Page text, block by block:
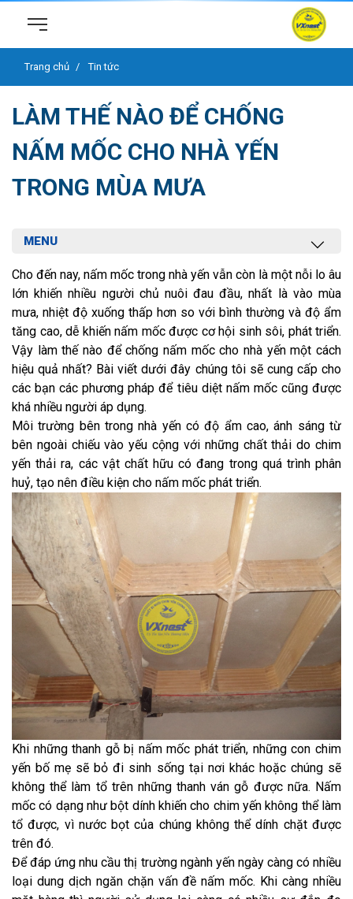
Trang chủ Tin tức
LÀM THẾ NÀO ĐỂ CHỐNG
NẤM MỐC CHO NHÀ YẾN
TRONG MÙA MƯA
MENU
Cho đến nay, nấm mốc trong nhà yến vẫn còn là một nỗi lo âu
lớn khiến nhiều người chủ nuôi đau đầu, nhất là vào mùa
mưa, nhiệt độ xuống thấp hơn so với bình thường và độ ẩm
tăng cao, dễ khiến nấm mốc được cơ hội sinh sôi, phát triển.
Vậy làm thế nào để chống nấm mốc cho nhà yến một cách
hiệu quả nhất? Bài viết dưới đây chúng tôi sẽ cung cấp cho
các bạn các phương pháp để tiêu diệt nấm mốc cũng được
khá nhiều người áp dụng.
Môi trường bên trong nhà yến có độ ẩm cao, ánh sáng từ
bên ngoài chiếu vào yếu cộng với những chất thải do chim
yến thải ra, các vật chất hữu có đang trong quá trình phân
huỷ, tạo nên điều kiện cho nấm mốc phát triển.
Khi những thanh gỗ bị nấm mốc phát triển, những con chim
yến bố mẹ sẽ bỏ đi sinh sống tại nơi khác hoặc chúng sẽ
không thể làm tổ trên những thanh ván gỗ được nữa. Nấm
mốc có dạng như bột dính khiến cho chim yến không thể làm
tổ được, vì nước bọt của chúng không thể dính chặt được
trên đó.
Để đáp ứng nhu cầu thị trường ngành yến ngày càng có nhiều
loại dung dịch ngăn chặn vấn đề nấm mốc. Khi càng nhiều